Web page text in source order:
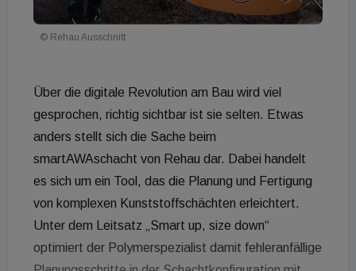
© Rehau Ausschnitt
Über die digitale Revolution am Bau wird viel
gesprochen, richtig sichtbar ist sie selten. Etwas
anders stellt sich die Sache beim
smartAWAschacht von Rehau dar. Dabei handelt
es sich um ein Tool, das die Planung und Fertigung
von komplexen Kunststoffschächten erleichtert.
Unter dem Leitsatz „Smart up, size down“
optimiert der Polymerspezialist damit fehleranfällige